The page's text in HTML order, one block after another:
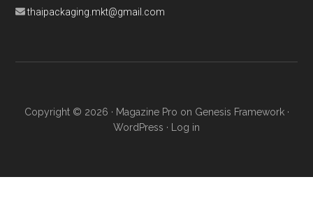
thaipackaging.mkt@gmail.com
Copyright © 2026 · Magazine Pro on Genesis Framework·
WordPress · Log in